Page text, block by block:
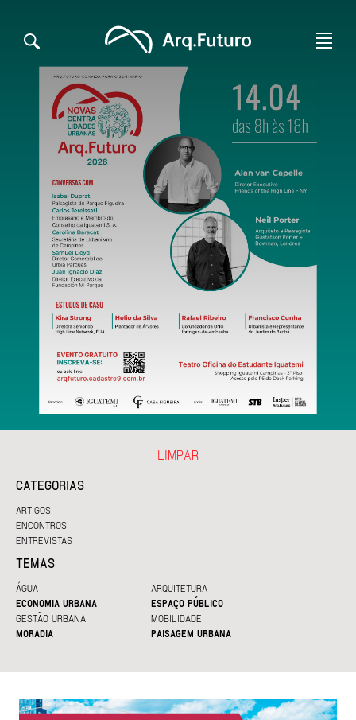
CATEGORIAS
ARTIGOS
ENCONTROS
ENTREVISTAS
TEMAS
ÁGUA
ARQUITETURA
ECONOMIA URBANA
ESPAÇO PÚBLICO
GESTÃO URBANA
MOBILIDADE
MORADIA
PAISAGEM URBANA
LIMPAR